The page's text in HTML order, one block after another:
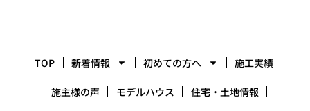
TOP 新着情報 初めての方へ 施工実績
施主様の声 モデルハウス
住宅・土地情報